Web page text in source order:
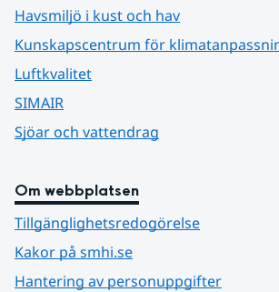
Havsmiljö i kust och hav
Kunskapscentrum för
Luftkvalitet
SIMAIR
Sjöar och vattendrag
Om webbplatsen
Tillgänglighetsredogörelse
Kakor på smhi.se
Hantering av personuppgifter